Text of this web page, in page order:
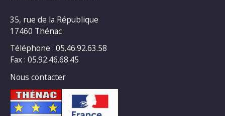
35, rue de la République
17460 Thénac
Téléphone : 05.46.92.63.58
Fax : 05.92.46.68.45
Nous contacter